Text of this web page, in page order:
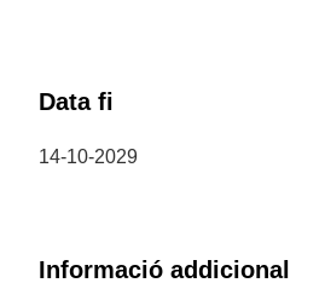
Data fi
14-10-2029
Informació addicional